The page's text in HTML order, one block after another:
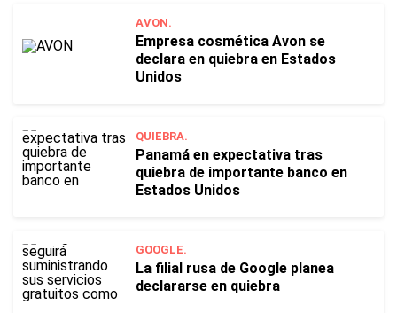
AVON.
Empresa cosmética Avon se
declara en quiebra en Estados
Unidos
QUIEBRA.
Panamá en expectativa tras
quiebra de importante banco en
Estados Unidos
GOOGLE.
La filial rusa de Google planea
declararse en quiebra